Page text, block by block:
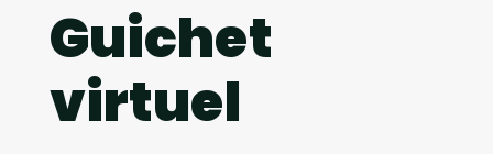
Guichet
virtuel